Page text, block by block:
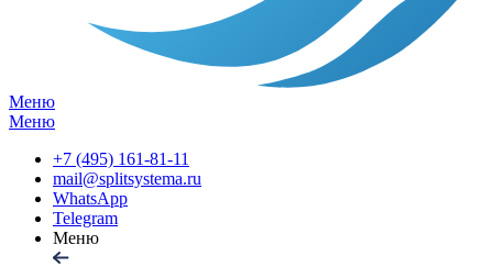
Меню
Меню
+7 (495) 161-81-11
mail@splitsystema.ru
WhatsApp
Telegram
Меню